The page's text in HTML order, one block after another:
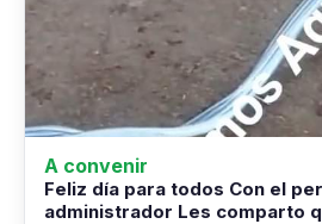
A convenir
Feliz día para todos Con el
administrador Les comparto